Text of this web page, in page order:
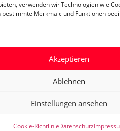
verwenden wir Technologien wie
Merkmale und Funktionen
Akzeptieren
Ablehnen
Einstellungen ansehen
Cookie-RichtlinieDatenschutz